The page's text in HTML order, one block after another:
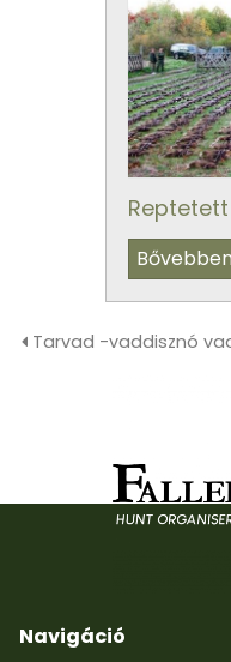
Bővebben
Tarvad -vaddisznó
Navigáció